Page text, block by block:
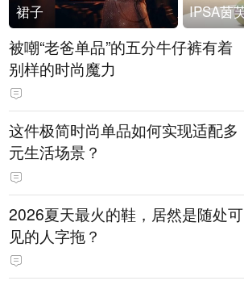
裙子
被嘲“老爸单品”的五分牛仔裤有着
别样的时尚魔力
这件极简时尚单品如何实现适配多
元生活场景？
2026夏天最火的鞋，居然是随处可
见的人字拖？